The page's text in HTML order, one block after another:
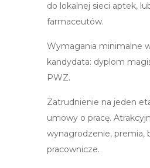
do lokalnej sieci aptek,
farmaceutów.
Wymagania minimalne
kandydata: dyplom
PWZ.
Zatrudnienie na jeden
umowy o pracę.
wynagrodzenie, premia,
pracownicze.